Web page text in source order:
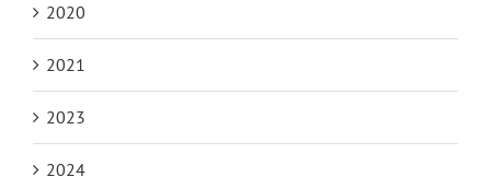
2020
2021
2023
2024